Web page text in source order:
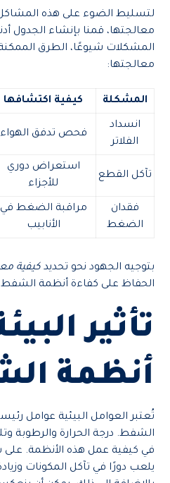
لتسليط الضوء على هذه
معالجتها، قمنا بإنشاء الجدول
المشكلات شيوعًا، الطرق
معالجتها:
المشكلة كيفية اكتشافها
انسداد
الفلاتر
فحص تدفق الهواء
تآكل القطع
استعراض دوري
للأجزاء
فقدان
الضغط
مراقبة الضغط في
الأنابيب
بتوجيه الجهود نحو تحديدكيفية
الحفاظ على كفاءة أنظمة الشفط
تأثير
أنظمة
تُعتبر العوامل البيئية عوامل
الشفط. درجة الحرارة والرطوبة
في كيفية عمل هذه الأنظمة. على
يلعب دورًا في تآكل المكونات